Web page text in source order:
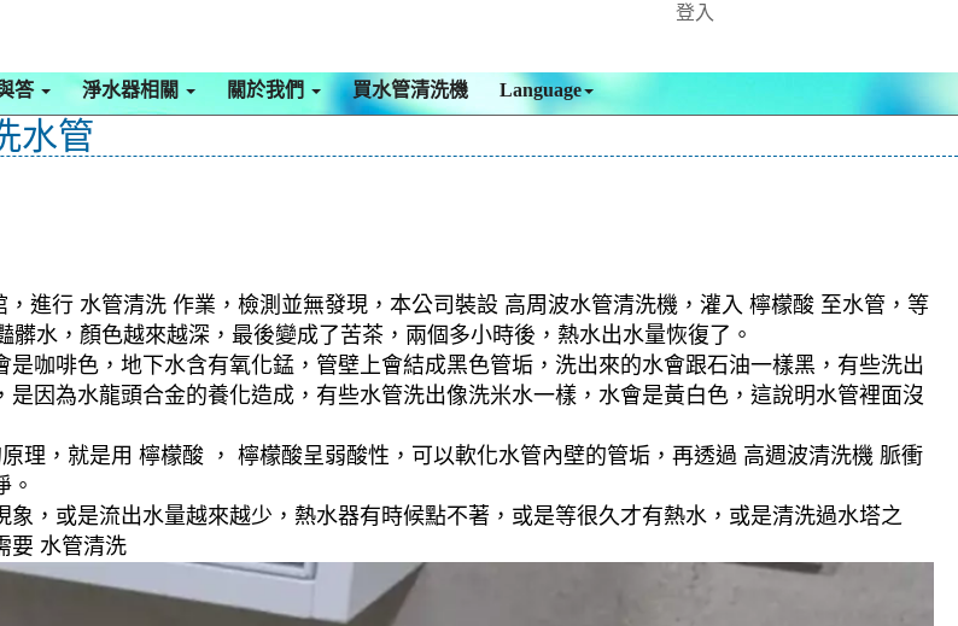
登入
答 淨水器相關 關於我們 買水管清洗機 Language
水管
進行 水管清洗 作業，檢測並無發現，本公司裝設 高周波水管清洗機，灌入 檸檬酸 至水管，等
水，顏色越來越深，最後變成了苦茶，兩個多小時後，熱水出水量恢復了。
咖啡色，地下水含有氧化錳，管壁上會結成黑色管垢，洗出來的水會跟石油一樣黑，有些洗出
因為水龍頭合金的養化造成，有些水管洗出像洗米水一樣，水會是黃白色，這說明水管裡面沒
理，就是用 檸檬酸 ， 檸檬酸呈弱酸性，可以軟化水管內壁的管垢，再透過 高週波清洗機 脈衝
。
，或是流出水量越來越少，熱水器有時候點不著，或是等很久才有熱水，或是清洗過水塔之
要 水管清洗